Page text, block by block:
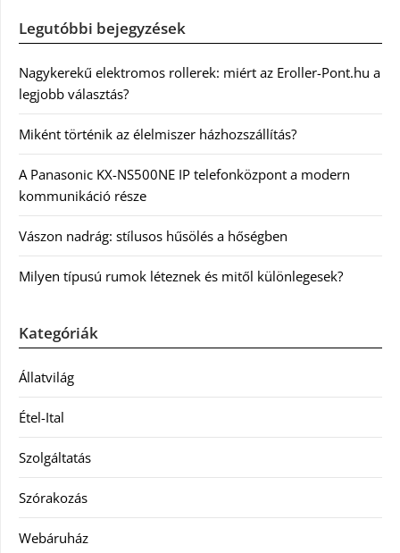
Legutóbbi bejegyzések
Nagykerekű elektromos rollerek: miért az Eroller-Pont.hu a
legjobb választás?
Miként történik az élelmiszer házhozszállítás?
A Panasonic KX-NS500NE IP telefonközpont a modern
kommunikáció része
Vászon nadrág: stílusos hűsölés a hőségben
Milyen típusú rumok léteznek és mitől különlegesek?
Kategóriák
Állatvilág
Étel-Ital
Szolgáltatás
Szórakozás
Webáruház